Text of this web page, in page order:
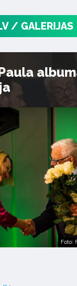
/ GALERIJAS
Foto: